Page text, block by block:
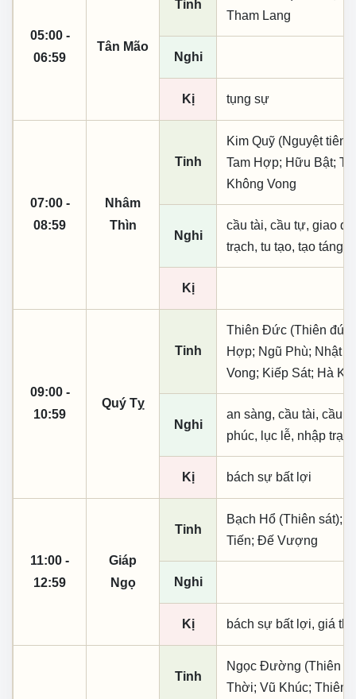
05:00 -
06:59
Tân Mão
Tinh
Tham Lang
Nghi
Kị tụng sự
07:00 -
08:59
Nhâm
Thìn
Tinh
Kim Quỹ (Nguyệt
Tam Hợp; Hữu Bật;
Không Vong
Nghi
cầu tài, cầu tự, giao
trạch, tu tạo, tạo táng,
Kị
09:00 -
10:59
Quý Tỵ
Tinh
Thiên Đức (Thiên
Hợp; Ngũ Phù; Nhật
Vong; Kiếp Sát; Hà
Nghi
an sàng, cầu tài, cầu
phúc, lục lễ, nhập
Kị bách sự bất lợi
11:00 -
12:59
Giáp
Ngọ
Tinh
Bạch Hổ (Thiên sát);
Tiến; Đế Vượng
Nghi
Kị bách sự bất lợi, giá
Tinh
Ngọc Đường (Thiên
Thời; Vũ Khúc; Thiên